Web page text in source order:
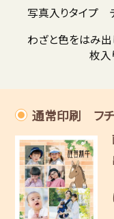
写真入りタイプ
わざと色をはみ出
枚入
通常印刷 フ